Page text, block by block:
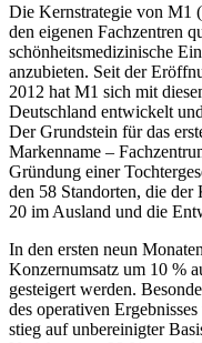
Die Kernstrategie von M1
den eigenen Fachzentren
schönheitsmedizinische
anzubieten. Seit der
2012 hat M1 sich mit
Deutschland entwickelt
Der Grundstein für das
Markenname –
Gründung einer
den 58 Standorten, die
20 im Ausland und die
In den ersten neun
Konzernumsatz um 10 %
gesteigert werden.
des operativen
stieg auf unbereinigter